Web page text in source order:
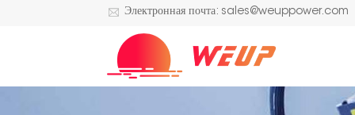
Электронная почта: sales@weuppower.com